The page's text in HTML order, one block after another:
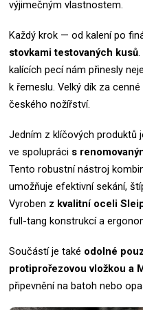
výjimečným vlastnostem.
Každý krok — od kalení po
stovkami testovaných kusů.
kalících pecí nám přinesly
k řemeslu. Velký dík za
českého nožířství.
Jedním z klíčových produktů
ve spolupráci s
Tento robustní nástroj
umožňuje efektivní sekání,
Vyroben z kvalitní oceli
full-tang konstrukcí a
Součástí je také odolné
protiprořezovou vložkou a
připevnění na batoh nebo